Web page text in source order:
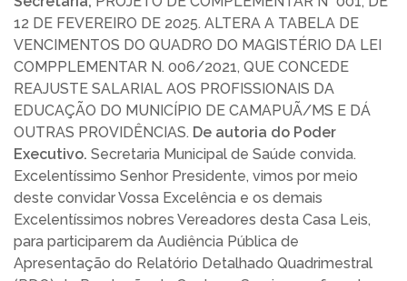
12 DE FEVEREIRO DE 2025. ALTERA A TABELA DE
VENCIMENTOS DO QUADRO DO MAGISTÉRIO DA LEI
COMPPLEMENTAR N. 006/2021, QUE CONCEDE
REAJUSTE SALARIAL AOS PROFISSIONAIS DA
EDUCAÇÃO DO MUNICÍPIO DE CAMAPUÃ/MS E DÁ
OUTRAS PROVIDÊNCIAS. De autoria do Poder
Executivo. Secretaria Municipal de Saúde convida.
Excelentíssimo Senhor Presidente, vimos por meio
deste convidar Vossa Excelência e os demais
Excelentíssimos nobres Vereadores desta Casa Leis,
para participarem da Audiência Pública de
Apresentação do Relatório Detalhado Quadrimestral